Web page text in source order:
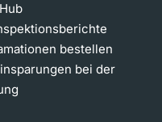
bestellen
bei der